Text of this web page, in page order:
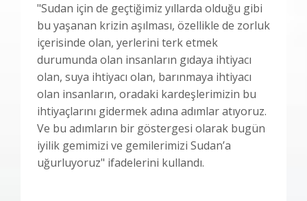
"Sudan için de geçtiğimiz yıllarda olduğu gibi
bu yaşanan krizin aşılması, özellikle de zorluk
içerisinde olan, yerlerini terk etmek
durumunda olan insanların gıdaya ihtiyacı
olan, suya ihtiyacı olan, barınmaya ihtiyacı
olan insanların, oradaki kardeşlerimizin bu
ihtiyaçlarını gidermek adına adımlar atıyoruz.
Ve bu adımların bir göstergesi olarak bugün
iyilik gemimizi ve gemilerimizi Sudan’a
uğurluyoruz" ifadelerini kullandı.